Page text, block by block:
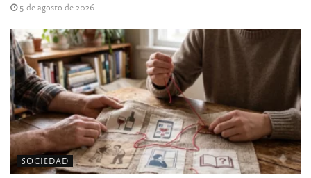
5 de agosto de 2026
SOCIEDAD